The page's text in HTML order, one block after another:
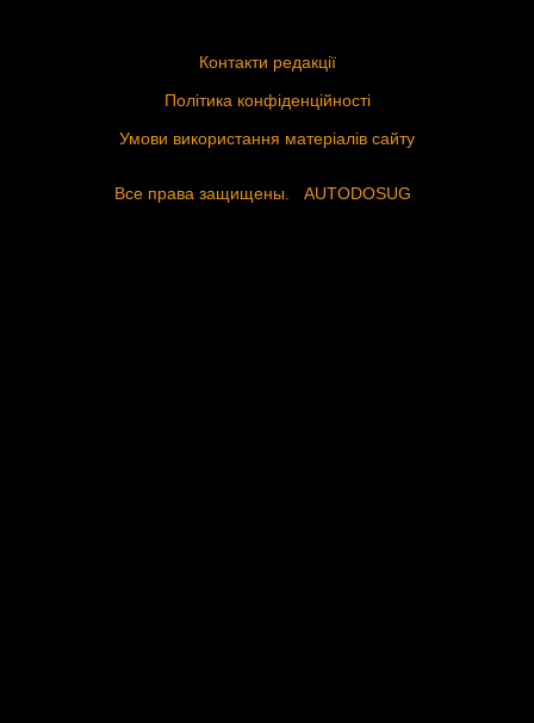
Контакти редакції
Політика конфіденційності
Умови використання матеріалів сайту
Все права защищены. AUTODOSUG